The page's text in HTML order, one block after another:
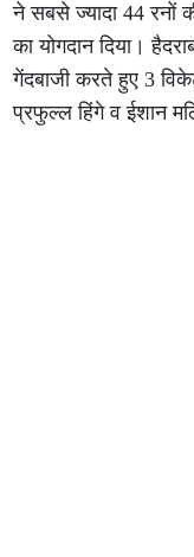
ने सबसे ज्यादा 44 रनों
का योगदान दिया।
गेंदबाजी करते हुए 3
प्रफुल्ल हिंगे व ईशान